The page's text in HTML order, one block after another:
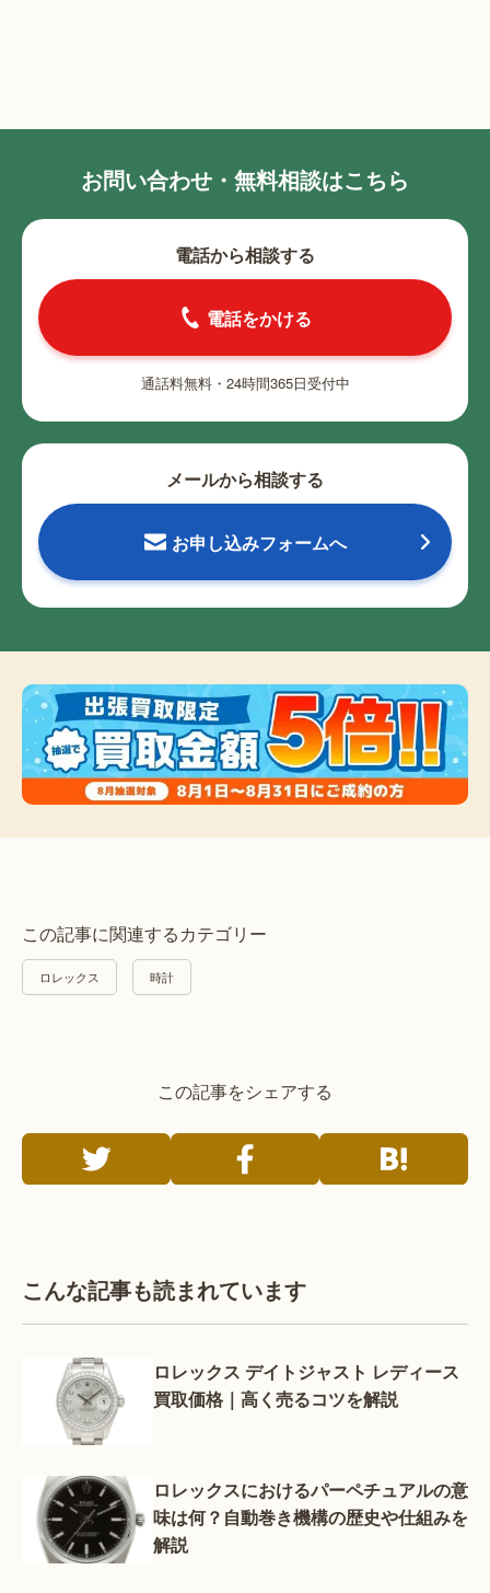
お問い合わせ・無料相談はこちら
電話から相談する
電話をかける
通話料無料・24時間365日受付中
メールから相談する
お申し込みフォームへ
この記事に関連するカテゴリー
ロレックス 時計
この記事をシェアする
こんな記事も読まれています
ロレックス デイトジャスト レディース
買取価格｜高く売るコツを解説
ロレックスにおけるパーペチュアルの意
味は何？自動巻き機構の歴史や仕組みを
解説